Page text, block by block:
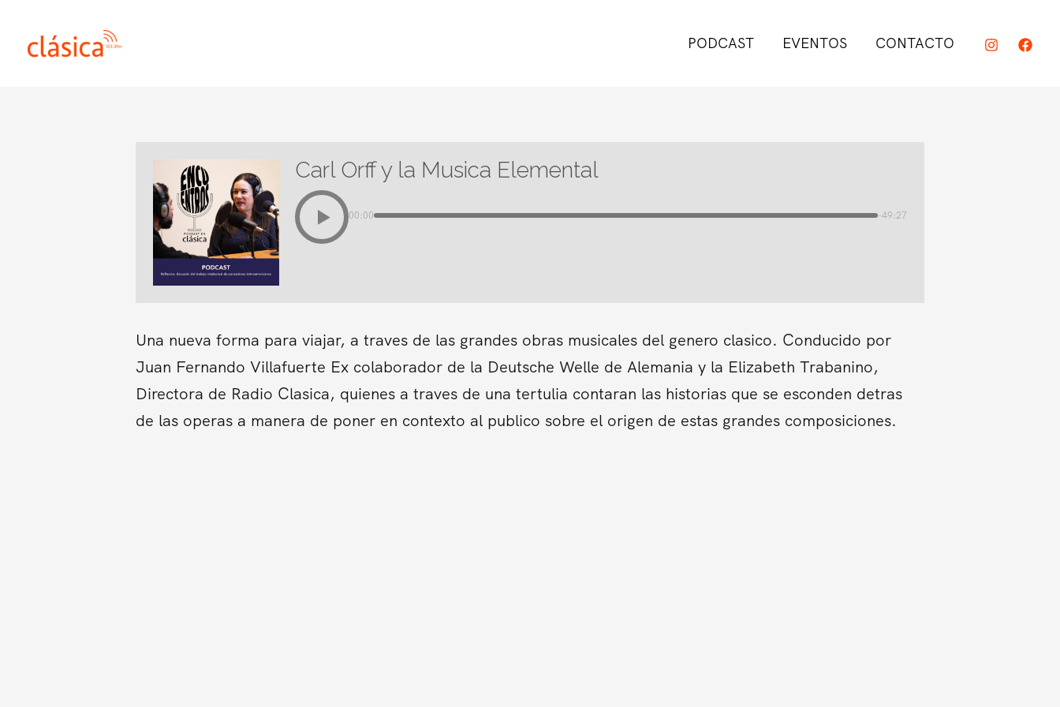
contenido
PODCAST EVENTOS CONTACTO
Carl Orff y la Musica Elemental
00:00 -49:27
Una nueva forma para viajar, a traves de las grandes obras musicales del genero clasico. Conducido por
Juan Fernando Villafuerte Ex colaborador de la Deutsche Welle de Alemania y la Elizabeth Trabanino,
Directora de Radio Clasica, quienes a traves de una tertulia contaran las historias que se esconden detras
de las operas a manera de poner en contexto al publico sobre el origen de estas grandes composiciones.